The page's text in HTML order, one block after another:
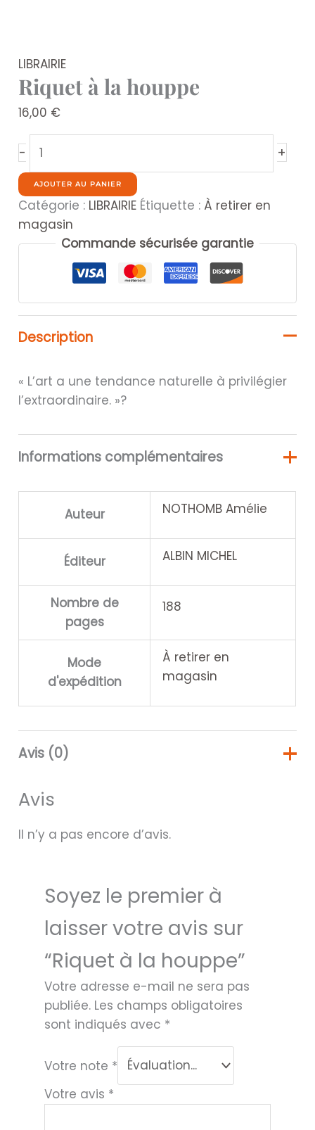
LIBRAIRIE
Riquet à la houppe
16,00 €
-
de
Riquet
à
la
houppe
+
AJOUTER AU PANIER
Catégorie : LIBRAIRIE Étiquette : À retirer en
magasin
Commande sécurisée garantie
Description
« L’art a une tendance naturelle à privilégier
l’extraordinaire. »?
Informations complémentaires
Auteur NOTHOMB Amélie
Éditeur ALBIN MICHEL
Nombre de
pages
188
Mode
d'expédition
À retirer en
magasin
Avis (0)
Avis
Il n’y a pas encore d’avis.
Soyez le premier à
laisser votre avis sur
“Riquet à la houppe”
Votre adresse e-mail ne sera pas
publiée. Les champs obligatoires
sont indiqués avec *
Votre note *
Votre avis *